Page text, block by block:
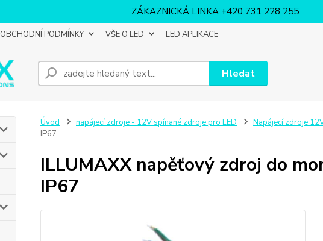
ZÁKAZNICKÁ LINKA +420 731 228 255
OBCHODNÍ PODMÍNKY VŠE O LED LED APLIKACE
Hledat
Úvod napájecí zdroje - 12V spínané zdroje pro LED Napájecí zdroje
IP67
ILLUMAXX napěťový zdroj do
IP67